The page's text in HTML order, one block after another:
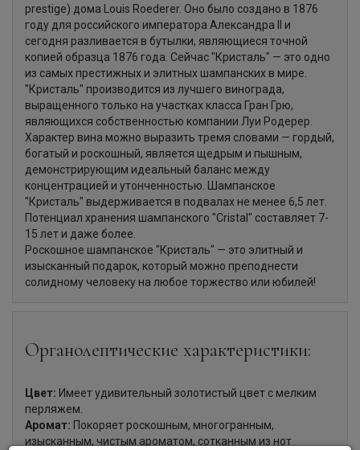
prestige) дома Louis Roederer. Оно было создано в 1876
году для российского императора Александра II и
сегодня разливается в бутылки, являющиеся точной
копией образца 1876 года. Сейчас "Кристаль" — это одно
из самых престижных и элитных шампанских в мире.
"Кристаль" производится из лучшего винограда,
выращенного только на участках класса Гран Грю,
являющихся собственностью компании Луи Родерер.
Характер вина можно выразить тремя словами — гордый,
богатый и роскошный, является щедрым и пышным,
демонстрирующим идеальный баланс между
концентрацией и утонченностью. Шампанское
"Кристаль" выдерживается в подвалах не менее 6,5 лет.
Потенциал хранения шампанского "Cristal" составляет 7-
15 лет и даже более.
Роскошное шампанское "Кристаль" — это элитный и
изысканный подарок, который можно преподнести
солидному человеку на любое торжество или юбилей!
Органолептические характеристики:
Цвет: Имеет удивительный золотистый цвет с мелким
перляжем.
Аромат: Покоряет роскошным, многогранным,
изысканным, чистым ароматом, сотканным из нот